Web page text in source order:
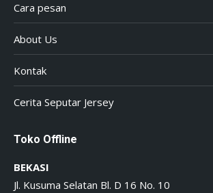
Cara pesan
About Us
Kontak
Cerita Seputar Jersey
Toko Offline
BEKASI
Jl. Kusuma Selatan Bl. D 16 No. 10